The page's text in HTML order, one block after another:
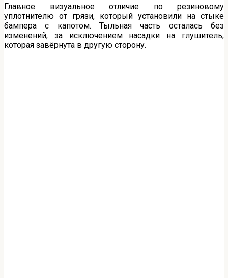
Главное визуальное отличие по резиновому
уплотнителю от грязи, который установили на стыке
бампера с капотом. Тыльная часть осталась без
изменений, за исключением насадки на глушитель,
которая завёрнута в другую сторону.